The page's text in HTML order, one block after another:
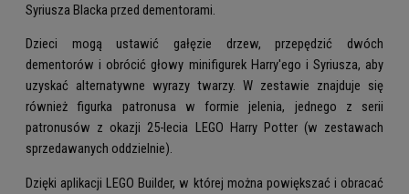
Syriusza Blacka przed dementorami.
Dzieci mogą ustawić gałęzie drzew, przepędzić dwóch
dementorów i obrócić głowy minifigurek Harry'ego i Syriusza, aby
uzyskać alternatywne wyrazy twarzy. W zestawie znajduje się
również figurka patronusa w formie jelenia, jednego z serii
patronusów z okazji 25-lecia LEGO Harry Potter (w zestawach
sprzedawanych oddzielnie).
Dzięki aplikacji LEGO Builder, w której można powiększać i obracać